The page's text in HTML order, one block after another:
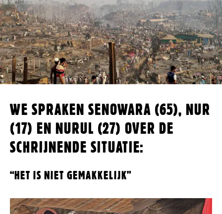
WE SPRAKEN SENOWARA (65), NUR
(17) EN NURUL (27) OVER DE
SCHRIJNENDE SITUATIE:
“HET IS NIET GEMAKKELIJK”